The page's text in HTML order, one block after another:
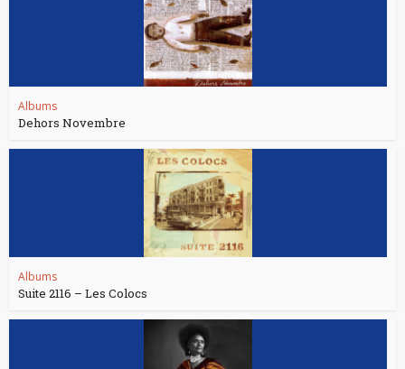
Albums
Dehors Novembre
Albums
Suite 2116 – Les Colocs